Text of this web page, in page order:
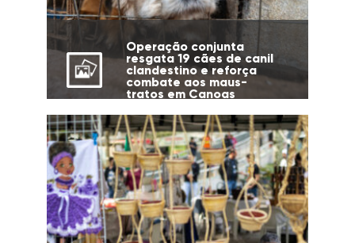
Operação conjunta
resgata 19 cães de canil
clandestino e reforça
combate aos maus-
tratos em Canoas